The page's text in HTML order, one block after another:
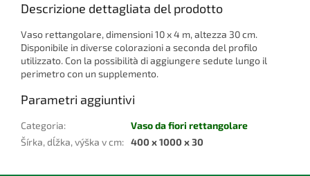
Descrizione dettagliata del prodotto
Vaso rettangolare, dimensioni 10 x 4 m, altezza 30 cm.
Disponibile in diverse colorazioni a seconda del profilo
utilizzato. Con la possibilità di aggiungere sedute lungo il
perimetro con un supplemento.
Parametri aggiuntivi
Categoria:
Vaso da fiori rettangolare
Šírka, dĺžka, výška v cm: 400 x 1000 x 30